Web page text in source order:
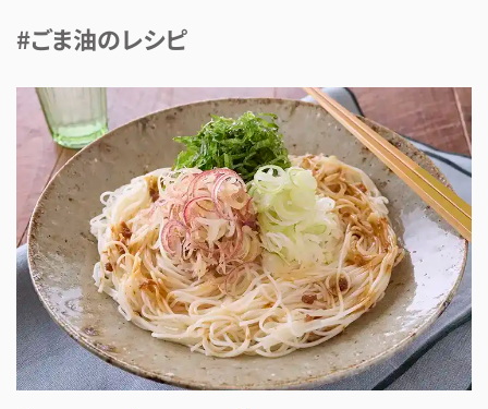
#ごま油のレシピ